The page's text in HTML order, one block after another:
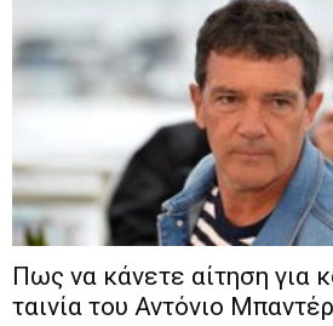
Πως να κάνετε αίτηση για
ταινία του Αντόνιο